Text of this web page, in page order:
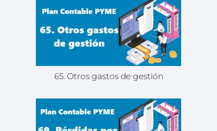
65. Otros gastos de gestión